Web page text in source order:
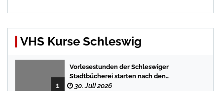
VHS Kurse Schleswig
1
Vorlesestunden der Schleswiger
Stadtbücherei starten nach den
Sommerferien mit spannenden
30. Juli 2026